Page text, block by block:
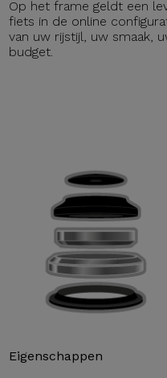
Op het frame geldt een
fiets in de online
van uw rijstijl, uw smaak,
budget.
Eigenschappen